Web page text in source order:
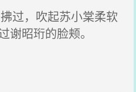
过，吹起苏小棠柔软
谢昭珩的脸颊。